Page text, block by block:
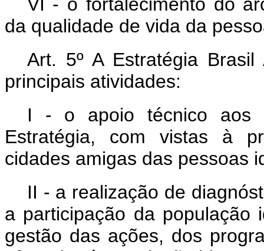
da qualidade de vida da
Art. 5º A Estratégia
principais atividades:
I - o apoio técnico aos
Estratégia, com vistas à
cidades amigas das pessoas
II - a realização de
a participação da população
gestão das ações, dos